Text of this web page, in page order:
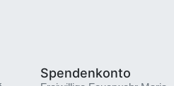
Spendenkonto